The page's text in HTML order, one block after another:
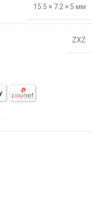
15.5 × 7.2 × 5 мм
ZXZ